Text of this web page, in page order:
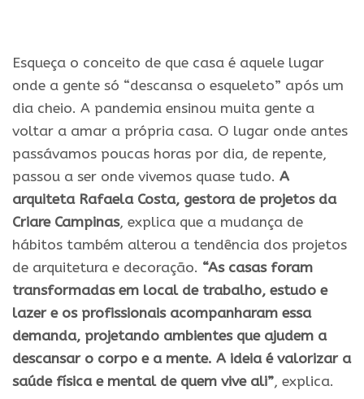
Esqueça o conceito de que casa é aquele lugar
onde a gente só “descansa o esqueleto” após um
dia cheio. A pandemia ensinou muita gente a
voltar a amar a própria casa. O lugar onde antes
passávamos poucas horas por dia, de repente,
passou a ser onde vivemos quase tudo. A
arquiteta Rafaela Costa, gestora de projetos da
Criare Campinas, explica que a mudança de
hábitos também alterou a tendência dos projetos
de arquitetura e decoração. “As casas foram
transformadas em local de trabalho, estudo e
lazer e os profissionais acompanharam essa
demanda, projetando ambientes que ajudem a
descansar o corpo e a mente. A ideia é valorizar a
saúde física e mental de quem vive ali”, explica.